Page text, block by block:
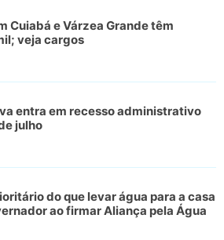
Cuiabá e Várzea Grande têm
veja cargos
entra em recesso administrativo
julho
do que levar água para a casa
ao firmar Aliança pela Água